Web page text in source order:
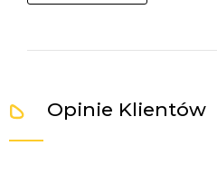
Opinie Klientów